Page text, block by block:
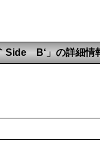
B‘」の詳細情